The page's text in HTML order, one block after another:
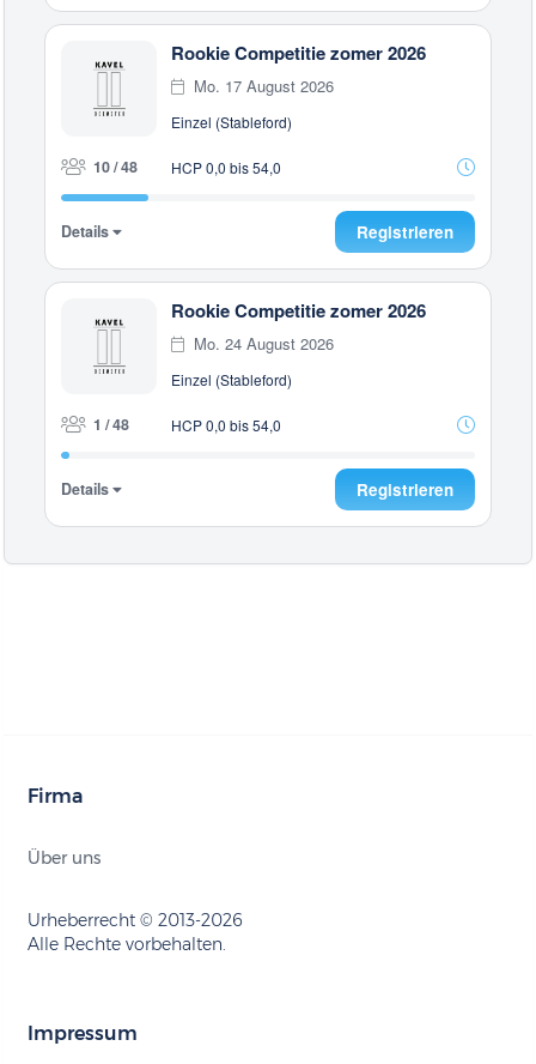
Rookie Competitie zomer 2026
Mo. 17 August 2026
Einzel (Stableford)
10 / 48 HCP 0,0 bis 54,0
Details Registrieren
Rookie Competitie zomer 2026
Mo. 24 August 2026
Einzel (Stableford)
1 / 48 HCP 0,0 bis 54,0
Details Registrieren
Firma
Über uns
Urheberrecht © 2013-2026
Alle Rechte vorbehalten.
Impressum